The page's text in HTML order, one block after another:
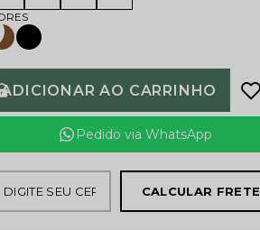
ADICIONAR AO CARRINHO
Pedido via WhatsApp
CALCULAR FRETE